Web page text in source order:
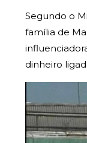
Segundo o
família de
dinheiro